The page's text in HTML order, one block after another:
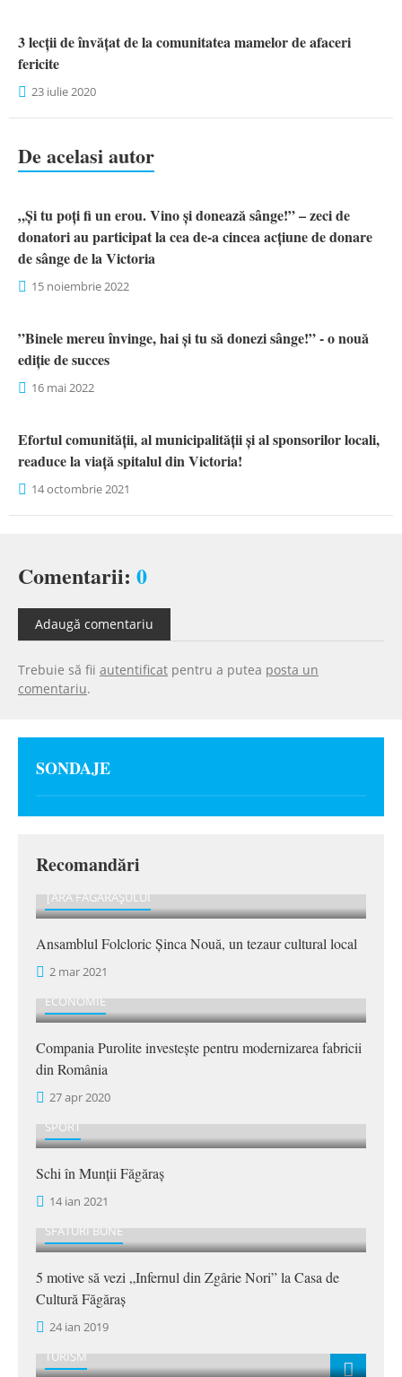
3 lecții de învățat de la comunitatea mamelor de afaceri
fericite
23 iulie 2020
De acelasi autor
„Și tu poți fi un erou. Vino și donează sânge!” – zeci de
donatori au participat la cea de-a cincea acțiune de donare
de sânge de la Victoria
15 noiembrie 2022
”Binele mereu învinge, hai și tu să donezi sânge!” - o nouă
ediție de succes
16 mai 2022
Efortul comunității, al municipalității și al sponsorilor locali,
readuce la viață spitalul din Victoria!
14 octombrie 2021
Comentarii: 0
Adaugă comentariu
Trebuie să fii autentificat pentru a putea posta un
comentariu.
SONDAJE
Recomandări
ȚARA FĂGĂRAȘULUI
Ansamblul Folcloric Șinca Nouă, un tezaur cultural local
2 mar 2021
ECONOMIE
Compania Purolite investește pentru modernizarea fabricii
din România
27 apr 2020
SPORT
Schi în Munții Făgăraș
14 ian 2021
SFATURI BUNE
5 motive să vezi „Infernul din Zgârie Nori” la Casa de
Cultură Făgăraș
24 ian 2019
TURISM